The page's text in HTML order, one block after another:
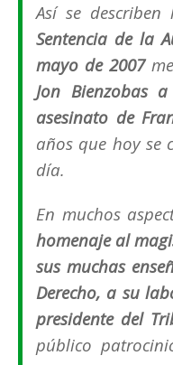
Así se
Sentencia de la
mayo de 2007
Jon Bienzobas
asesinato de
años que hoy se
día.
En muchos
homenaje al
sus muchas
Derecho, a su
presidente del
público